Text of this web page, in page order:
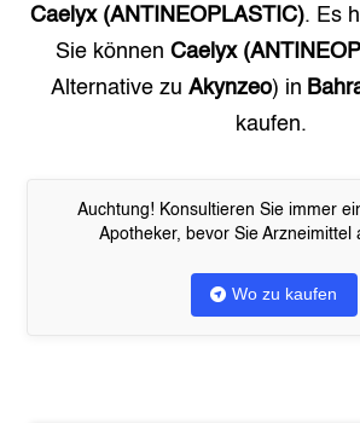
Caelyx (ANTINEOPLASTIC). Es
Sie können Caelyx
Alternative zu Akynzeo) in
kaufen.
Auchtung! Konsultieren Sie immer
Apotheker, bevor Sie Arzneimittel
Wo zu kaufen